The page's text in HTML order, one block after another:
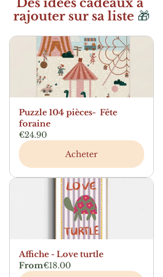
rajouter sur sa liste 🎁
Puzzle 104 pièces-  Fête
foraine
€24.90
Acheter
Affiche - Love turtle
From€18.00